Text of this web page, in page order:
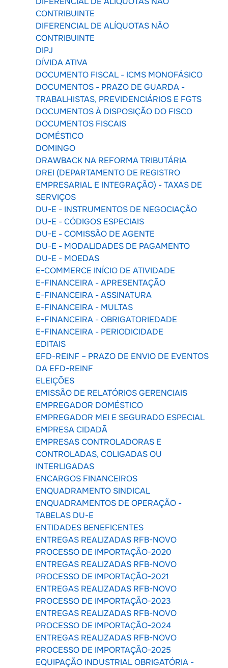
CONTRIBUINTE
DIFERENCIAL DE ALÍQUOTAS NÃO
CONTRIBUINTE
DIPJ
DÍVIDA ATIVA
DOCUMENTO FISCAL - ICMS MONOFÁSICO
DOCUMENTOS - PRAZO DE GUARDA -
TRABALHISTAS, PREVIDENCIÁRIOS E FGTS
DOCUMENTOS À DISPOSIÇÃO DO FISCO
DOCUMENTOS FISCAIS
DOMÉSTICO
DOMINGO
DRAWBACK NA REFORMA TRIBUTÁRIA
DREI (DEPARTAMENTO DE REGISTRO
EMPRESARIAL E INTEGRAÇÃO) - TAXAS DE
SERVIÇOS
DU-E - INSTRUMENTOS DE NEGOCIAÇÃO
DU-E - CÓDIGOS ESPECIAIS
DU-E - COMISSÃO DE AGENTE
DU-E - MODALIDADES DE PAGAMENTO
DU-E - MOEDAS
E-COMMERCE INÍCIO DE ATIVIDADE
E-FINANCEIRA - APRESENTAÇÃO
E-FINANCEIRA - ASSINATURA
E-FINANCEIRA - MULTAS
E-FINANCEIRA - OBRIGATORIEDADE
E-FINANCEIRA - PERIODICIDADE
EDITAIS
EFD-REINF – PRAZO DE ENVIO DE EVENTOS
DA EFD-REINF
ELEIÇÕES
EMISSÃO DE RELATÓRIOS GERENCIAIS
EMPREGADOR DOMÉSTICO
EMPREGADOR MEI E SEGURADO ESPECIAL
EMPRESA CIDADÃ
EMPRESAS CONTROLADORAS E
CONTROLADAS, COLIGADAS OU
INTERLIGADAS
ENCARGOS FINANCEIROS
ENQUADRAMENTO SINDICAL
ENQUADRAMENTOS DE OPERAÇÃO -
TABELAS DU-E
ENTIDADES BENEFICENTES
ENTREGAS REALIZADAS RFB-NOVO
PROCESSO DE IMPORTAÇÃO-2020
ENTREGAS REALIZADAS RFB-NOVO
PROCESSO DE IMPORTAÇÃO-2021
ENTREGAS REALIZADAS RFB-NOVO
PROCESSO DE IMPORTAÇÃO-2023
ENTREGAS REALIZADAS RFB-NOVO
PROCESSO DE IMPORTAÇÃO-2024
ENTREGAS REALIZADAS RFB-NOVO
PROCESSO DE IMPORTAÇÃO-2025
EQUIPAÇÃO INDUSTRIAL OBRIGATÓRIA -